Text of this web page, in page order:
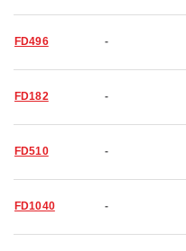
FD496 -
FD182 -
FD510 -
FD1040 -